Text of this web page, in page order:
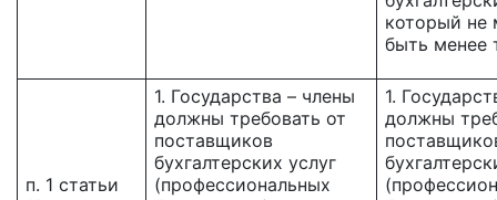
который не
быть менее
п. 1 статьи
1. Государства – члены
должны требовать от
поставщиков
бухгалтерских услуг
(профессиональных
1.
должны